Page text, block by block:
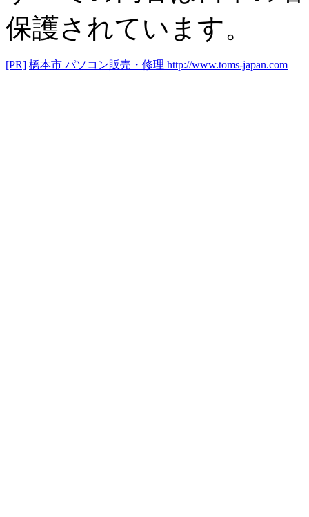
保護されています。
[PR] 橋本市 パソコン販売・修理 http://www.toms-japan.com